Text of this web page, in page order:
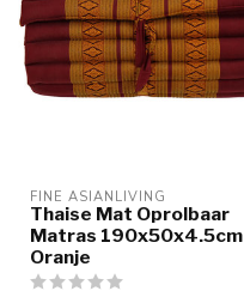
FINE ASIANLIVING
Thaise Mat Oprolbaar
Matras 190x50x4.5cm
Oranje